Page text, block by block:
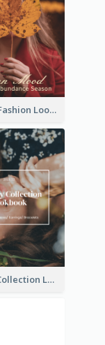
Autumn Fashion Lookbook
Jewelry Collection Lookbook